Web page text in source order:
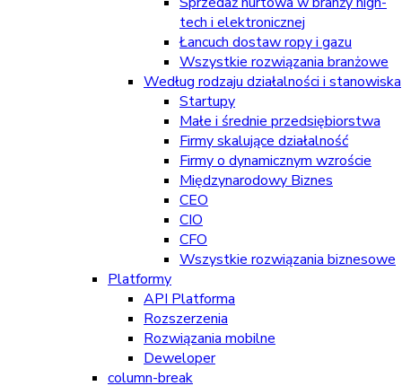
tech i elektronicznej
Łancuch dostaw ropy i gazu
Wszystkie rozwiązania branżowe
Według rodzaju działalności i stanowiska
Startupy
Małe i średnie przedsiębiorstwa
Firmy skalujące działalność
Firmy o dynamicznym wzroście
Międzynarodowy Biznes
CEO
CIO
CFO
Wszystkie rozwiązania biznesowe
Platformy
API Platforma
Rozszerzenia
Rozwiązania mobilne
Deweloper
column-break